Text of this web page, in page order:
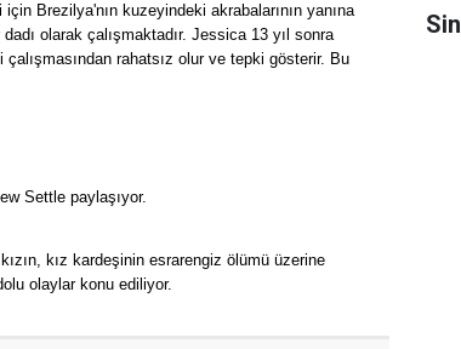
Brezilya'nın kuzeyindeki akrabalarının yanına
olarak çalışmaktadır. Jessica 13 yıl sonra
rahatsız olur ve tepki gösterir. Bu
Settle paylaşıyor.
kız kardeşinin esrarengiz ölümü üzerine
olaylar konu ediliyor.